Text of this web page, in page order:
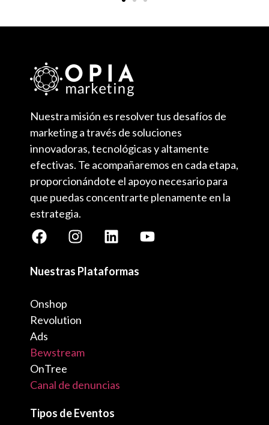
Nuestra misión es resolver tus desafíos de
marketing a través de soluciones
innovadoras, tecnológicas y altamente
efectivas. Te acompañaremos en cada etapa,
proporcionándote el apoyo necesario para
que puedas concentrarte plenamente en la
estrategia.
Nuestras Plataformas
Onshop
Revolution
Ads
Bewstream
OnTree
Canal de denuncias
Tipos de Eventos